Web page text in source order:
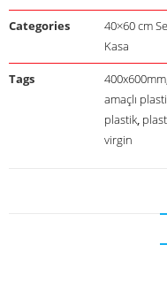
Categories 40×60 cm
Kasa
Tags 400x600mm
amaçlı
plastik,
virgin